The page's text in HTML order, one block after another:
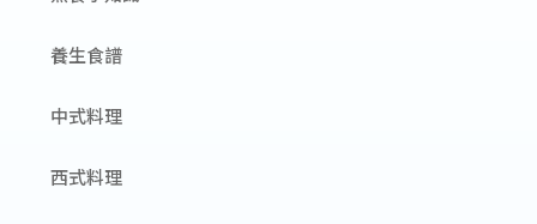
養生食譜
中式料理
西式料理